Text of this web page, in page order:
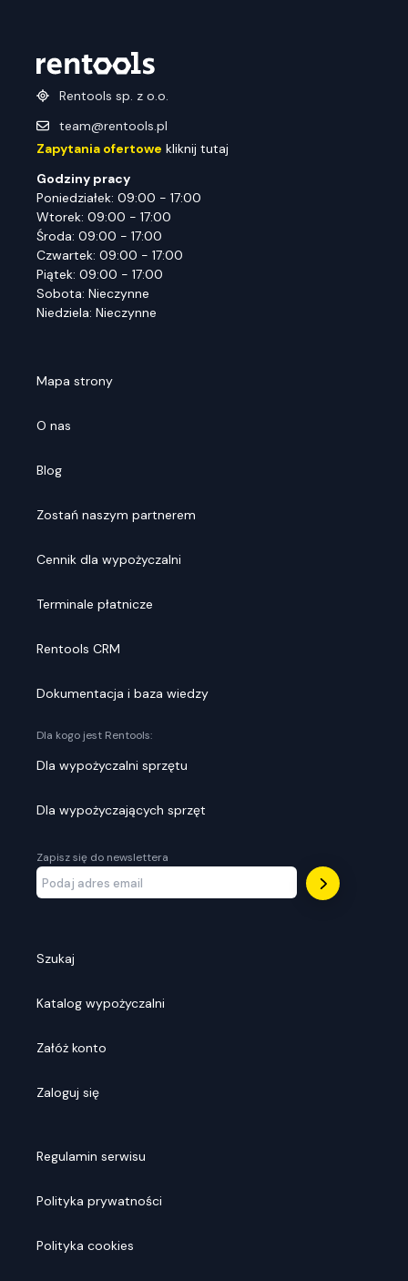
Rentools sp. z o.o.
team@rentools.pl
Zapytania ofertowe kliknij tutaj
Godziny pracy
Poniedziałek: 09:00 - 17:00
Wtorek: 09:00 - 17:00
Środa: 09:00 - 17:00
Czwartek: 09:00 - 17:00
Piątek: 09:00 - 17:00
Sobota: Nieczynne
Niedziela: Nieczynne
Mapa strony
O nas
Blog
Zostań naszym partnerem
Cennik dla wypożyczalni
Terminale płatnicze
Rentools CRM
Dokumentacja i baza wiedzy
Dla kogo jest Rentools:
Dla wypożyczalni sprzętu
Dla wypożyczających sprzęt
Zapisz się do newslettera
Szukaj
Katalog wypożyczalni
Załóż konto
Zaloguj się
Regulamin serwisu
Polityka prywatności
Polityka cookies